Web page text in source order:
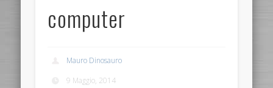
computer
Mauro Dinosauro
9 Maggio, 2014